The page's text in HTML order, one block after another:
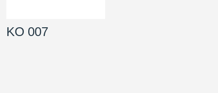
KO 007